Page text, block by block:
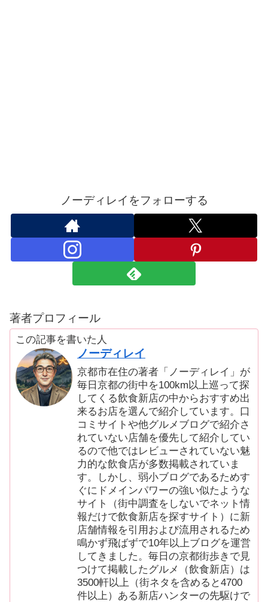
ノーディレイをフォローする
著者プロフィール
この記事を書いた人
ノーディレイ
京都市在住の著者「ノーディレイ」が
毎日京都の街中を100km以上巡って探
してくる飲食新店の中からおすすめ出
来るお店を選んで紹介しています。口
コミサイトや他グルメブログで紹介さ
れていない店舗を優先して紹介してい
るので他ではレビューされていない魅
力的な飲食店が多数掲載されていま
す。しかし、弱小ブログであるためす
ぐにドメインパワーの強い似たような
サイト（街中調査をしないでネット情
報だけで飲食新店を探すサイト）に新
店舗情報を引用および流用されるため
鳴かず飛ばずで10年以上ブログを運営
してきました。毎日の京都街歩きで見
つけて掲載したグルメ（飲食新店）は
3500軒以上（街ネタを含めると4700
件以上）ある新店ハンターの先駆けで